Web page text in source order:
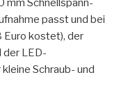
passt und bei
Euro kostet), der
der LED-
Schraub- und